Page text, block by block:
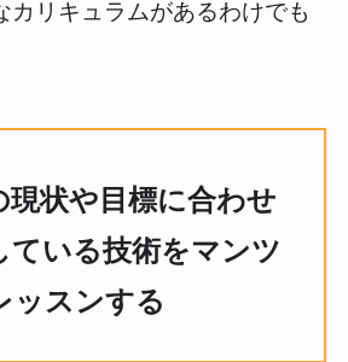
カリキュラムがあるわけでも
現状や目標に合わせ
ている技術をマンツ
ッスンする